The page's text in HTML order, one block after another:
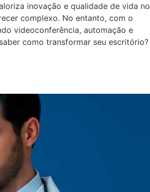
inovação e qualidade de vida no
complexo. No entanto, com o
videoconferência, automação e
como transformar seu escritório?